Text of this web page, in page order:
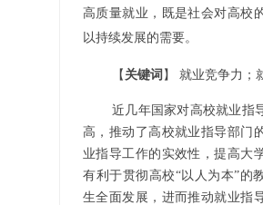
高质量就业，既是社会对高校
以持续发展的需要。
【 关键词 】 就业竞争力；
近几年国家对高校就业指
高，推动了高校就业指导部门
业指导工作的实效性，提高大
有利于贯彻高校“以人为本”的
生全面发展，进而推动就业指